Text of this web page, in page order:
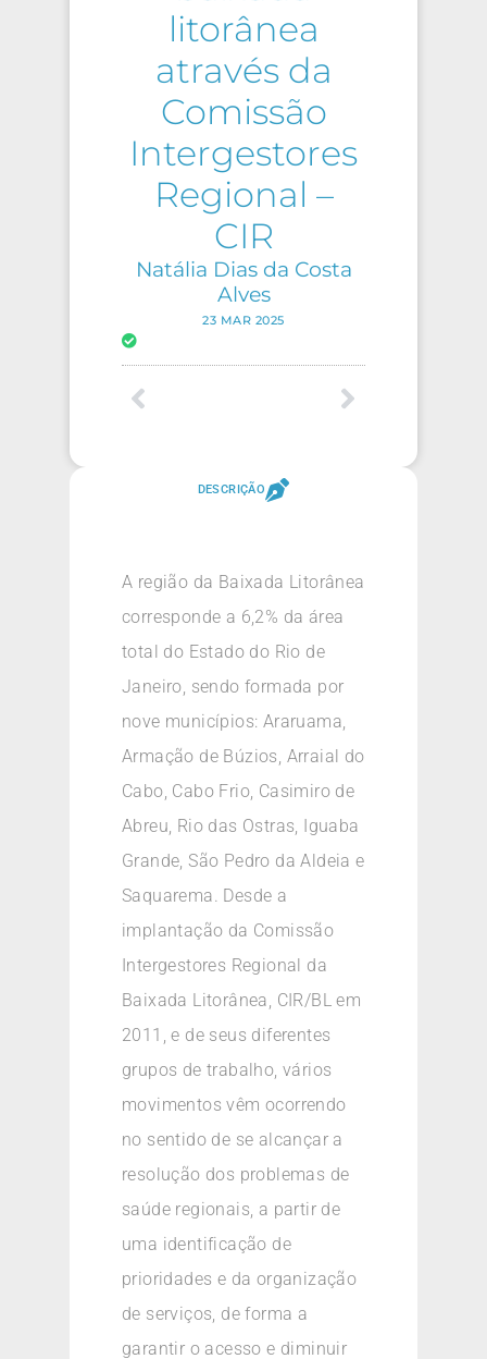
litorânea
através da
Comissão
Intergestores
Regional –
CIR
Natália Dias da Costa
Alves
23 MAR 2025
DESCRIÇÃO
A região da Baixada Litorânea
corresponde a 6,2% da área
total do Estado do Rio de
Janeiro, sendo formada por
nove municípios: Araruama,
Armação de Búzios, Arraial do
Cabo, Cabo Frio, Casimiro de
Abreu, Rio das Ostras, Iguaba
Grande, São Pedro da Aldeia e
Saquarema. Desde a
implantação da Comissão
Intergestores Regional da
Baixada Litorânea, CIR/BL em
2011, e de seus diferentes
grupos de trabalho, vários
movimentos vêm ocorrendo
no sentido de se alcançar a
resolução dos problemas de
saúde regionais, a partir de
uma identificação de
prioridades e da organização
de serviços, de forma a
garantir o acesso e diminuir